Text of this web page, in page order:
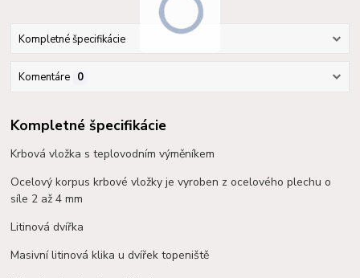
Kompletné špecifikácie
Komentáre 0
Kompletné špecifikácie
Krbová vložka s teplovodním výměníkem
Ocelový korpus krbové vložky je vyroben z ocelového plechu o
síle 2 až 4 mm
Litinová dvířka
Masivní litinová klika u dvířek topeniště